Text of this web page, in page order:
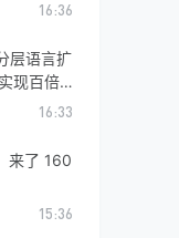
16:36
层语言扩
现百倍级
16:33
来了 160
15:36